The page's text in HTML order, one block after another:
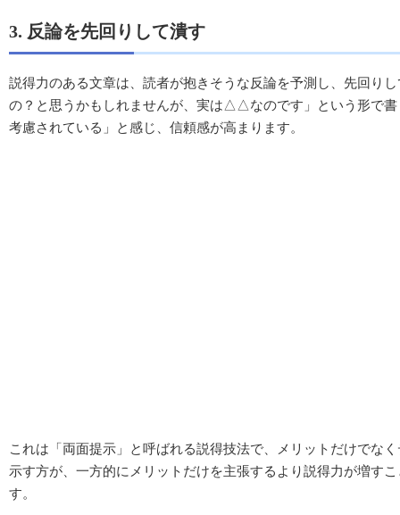
3. 反論を先回りして潰す
説得力のある文章は、読者が抱きそうな反論を予測し、先回り
の？と思うかもしれませんが、実は△△なのです」という形で
考慮されている」と感じ、信頼感が高まります。
これは「両面提示」と呼ばれる説得技法で、メリットだけでな
示す方が、一方的にメリットだけを主張するより説得力が増す
す。